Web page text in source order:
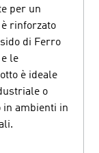
per un
rinforzato
di Ferro
le
è ideale
o
in ambienti in